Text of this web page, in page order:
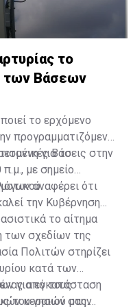
το
των Βάσεων
το ερχόμενο
προγραμματιζόμενη
Βάσεις στην
για το
με σημείο
αναφέρει ότι
την Κυβέρνηση
το αίτημα
των σχεδίων της
Πολιτών στηρίζει
κατά των
για εγκατάσταση
κεραιών στην
από τους
του νησιού μας.